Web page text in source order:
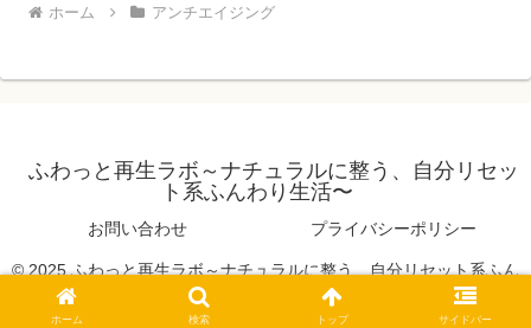
ホーム アンチエイジング
ふわっと再生ラボ～ナチュラルに整う、自分リセッ
ト系ふんわり生活〜
お問い合わせ プライバシーポリシー
© 2025 ふわっと再生ラボ～ナチュラルに整う、自分リセット系ふん
ホーム 検索 トップ サイドバー